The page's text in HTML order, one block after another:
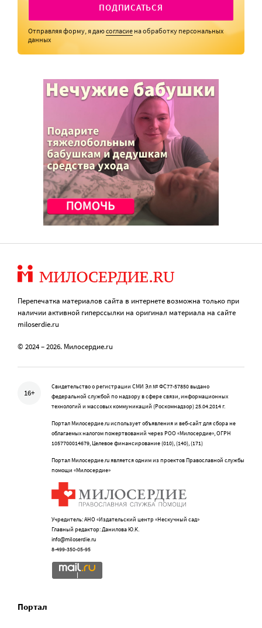
ПОДПИСАТЬСЯ
Отправляя форму, я даюсогласие на обработку персональных
данных
Перепечатка материалов сайта в интернете возможна только при
наличии активной гиперссылки на оригинал материала на сайте
miloserdie.ru
© 2024 – 2026. Милосердие.ru
16+
Свидетельство о регистрации СМИ Эл № ФС77-57850 выдано
федеральной службой по надзору в сфере связи, информационных
технологий и массовых коммуникаций (Роскомнадзор) 25.04.2014 г.
Портал Милосердие.ru использует объявления и веб-сайт для сбора не
облагаемых налогом пожертвований через РОО «Милосердие», ОГРН
1057700014679, Целевое финансирование (010), (140), (171)
Портал Милосердие.ru является одним из проектов Православной службы
помощи «Милосердие»
Учредитель: АНО «Издательский центр «Нескучный сад»
Главный редактор: Данилова Ю.К.
info@miloserdie.ru
8-499-350-05-95
Портал